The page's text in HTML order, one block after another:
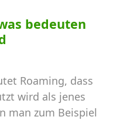
bedeuten
Roaming, dass
wird als jenes
man zum Beispiel